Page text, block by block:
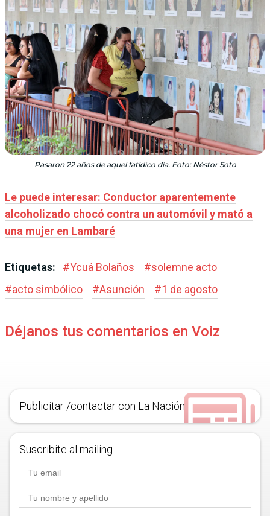
Pasaron 22 años de aquel fatídico día. Foto: Néstor Soto
Le puede interesar: Conductor aparentemente
alcoholizado chocó contra un automóvil y mató a
una mujer en Lambaré
Etiquetas: #Ycuá Bolaños #solemne acto
#acto simbólico #Asunción #1 de agosto
Déjanos tus comentarios en Voiz
Publicitar /contactar con La Nación
Suscribite al mailing.